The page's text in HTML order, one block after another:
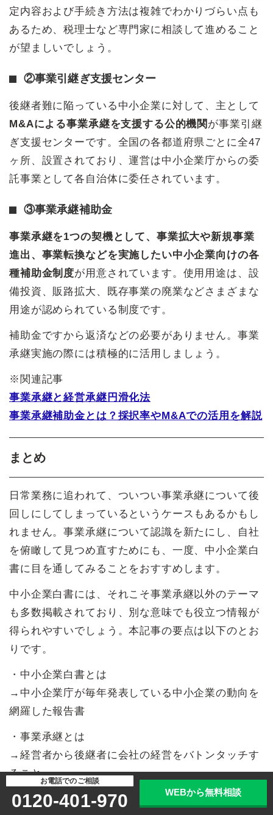
定内容および手続き方法は複雑でわかりづらい点も
あるため、税理士など専門家に相談して進めること
が望ましいでしょう。
②事業引継ぎ支援センター
後継者難に陥っている中小企業に対して、主として
M&Aによる事業承継を支援する公的機関 が事業引継
ぎ支援センターです。全国の各都道府県ごとに全47
ヶ所、設置されており、運営は中小企業庁からの委
託事業として各自治体に委任されています。
③事業承継補助金
事業承継を1つの契機として、事業拡大や新規事業
進出、事業転換などを実施したい中小企業向けの各
種補助金制度が用意されています。使用用途は、設
備投資、販路拡大、既存事業の廃業などさまざまな
用途が認められている制度です。
補助金ですから返済などの必要がありません。事業
承継実施の際には積極的に活用しましょう。
※関連記事
事業承継と経営承継円滑化法
事業承継補助金とは？採択率やM&Aでの活用を解説
まとめ
日常業務に追われて、ついつい事業承継について後
回しにしてしまっているというケースもあるかもし
れません。事業承継について認識を新たにし、自社
を俯瞰して見つめ直すためにも、一度、中小企業白
書に目を通してみることをおすすめします。
中小企業白書には、それこそ事業承継以外のテーマ
も多数掲載されており、別な意味でも役立つ情報が
得られやすいでしょう。本記事の要点は以下のとお
りです。
・中小企業白書とは
→中小企業庁が毎年発表している中小企業の動向を
網羅した報告書
・事業承継とは
→経営者から後継者に会社の経営をバトンタッチす
ること
お電話でのご相談
0120-401-970 WEBから無料相談